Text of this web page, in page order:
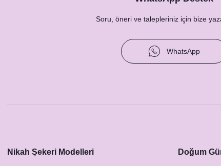
Soru, öneri ve talepleriniz için bize
WhatsApp
Nikah Şekeri Modelleri Doğum